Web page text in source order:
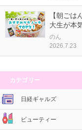
【朝ご
大生が本
のん
2026.7.23
カテゴリー
日経ギャルズ
ビューティー